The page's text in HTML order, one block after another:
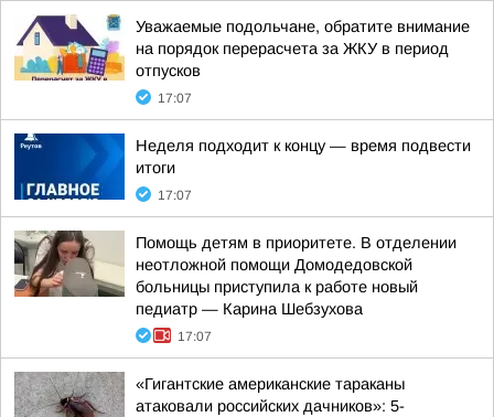
Уважаемые подольчане, обратите внимание
на порядок перерасчета за ЖКУ в период
отпусков
17:07
Неделя подходит к концу — время подвести
итоги
17:07
Помощь детям в приоритете. В отделении
неотложной помощи Домодедовской
больницы приступила к работе новый
педиатр — Карина Шебзухова
17:07
«Гигантские американские тараканы
атаковали российских дачников»: 5-